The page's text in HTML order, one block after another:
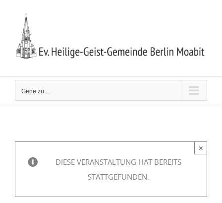
springen
Gehe zu ...
DIESE VERANSTALTUNG HAT BEREITS
STATTGEFUNDEN.
×